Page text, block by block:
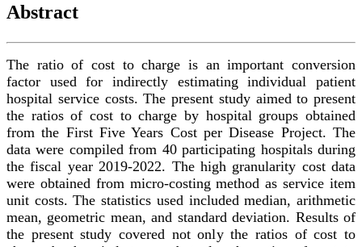
Abstract
The ratio of cost to charge is an important conversion
factor used for indirectly estimating individual patient
hospital service costs. The present study aimed to present
the ratios of cost to charge by hospital groups obtained
from the First Five Years Cost per Disease Project. The
data were compiled from 40 participating hospitals during
the fiscal year 2019-2022. The high granularity cost data
were obtained from micro-costing method as service item
unit costs. The statistics used included median, arithmetic
mean, geometric mean, and standard deviation. Results of
the present study covered not only the ratios of cost to